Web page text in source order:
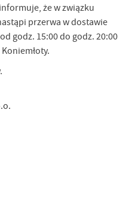
że w związku
przerwa w dostawie
godz. 15:00 do godz. 20:00